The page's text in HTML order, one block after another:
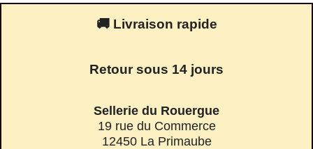
🚚 Livraison rapide
Retour sous 14 jours
Sellerie du Rouergue
19 rue du Commerce
12450 La Primaube